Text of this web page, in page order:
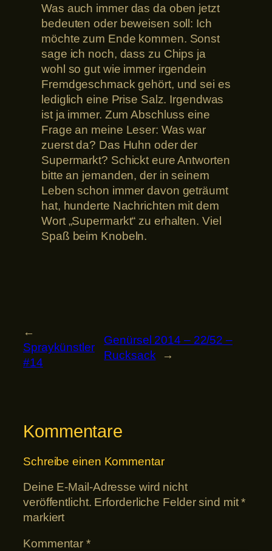
Was auch immer das da oben jetzt
bedeuten oder beweisen soll: Ich
möchte zum Ende kommen. Sonst
sage ich noch, dass zu Chips ja
wohl so gut wie immer irgendein
Fremdgeschmack gehört, und sei es
lediglich eine Prise Salz. Irgendwas
ist ja immer. Zum Abschluss eine
Frage an meine Leser: Was war
zuerst da? Das Huhn oder der
Supermarkt? Schickt eure Antworten
bitte an jemanden, der in seinem
Leben schon immer davon geträumt
hat, hunderte Nachrichten mit dem
Wort „Supermarkt“ zu erhalten. Viel
Spaß beim Knobeln.
←
Spraykünstler
#14
Genürsel 2014 – 22/52 –
Rucksack
→
Kommentare
Schreibe einen Kommentar
Deine E-Mail-Adresse wird nicht
veröffentlicht. Erforderliche Felder sind mit*
markiert
Kommentar*